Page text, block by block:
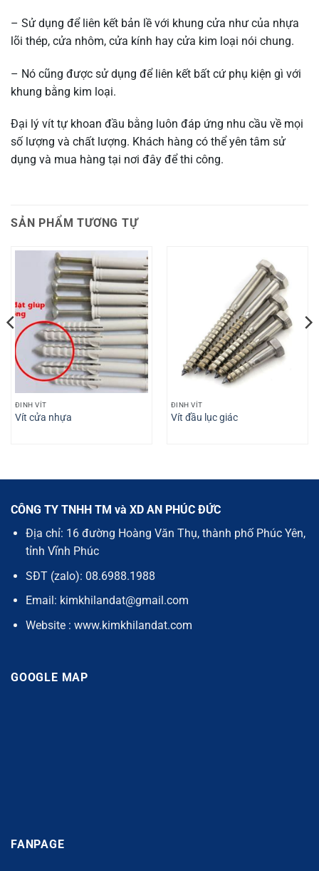
– Sử dụng để liên kết bản lề với khung cửa như của nhựa
lõi thép, cửa nhôm, cửa kính hay cửa kim loại nói chung.
– Nó cũng được sử dụng để liên kết bất cứ phụ kiện gì với
khung bằng kim loại.
Đại lý vít tự khoan đầu bằng luôn đáp ứng nhu cầu về mọi
số lượng và chất lượng. Khách hàng có thể yên tâm sử
dụng và mua hàng tại nơi đây để thi công.
SẢN PHẨM TƯƠNG TỰ
ĐINH VÍT
Vít cửa nhựa
ĐINH VÍT
Vít đầu lục giác
CÔNG TY TNHH TM và XD AN PHÚC ĐỨC
Địa chỉ: 16 đường Hoàng Văn Thụ, thành phố Phúc Yên,
tỉnh Vĩnh Phúc
SĐT (zalo): 08.6988.1988
Email: kimkhilandat@gmail.com
Website : www.kimkhilandat.com
GOOGLE MAP
FANPAGE